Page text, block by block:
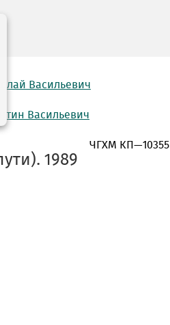
Васильевич
Васильевич
ЧГХМ КП—10355
1989